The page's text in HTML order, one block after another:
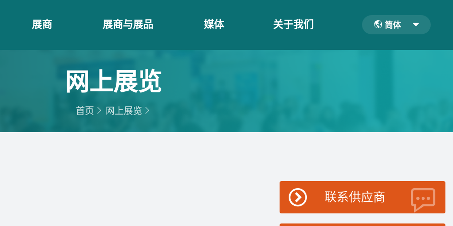
展商 展商与展品 媒体 关于我们 简体
网上展览
首页 网上展览
联系供应商